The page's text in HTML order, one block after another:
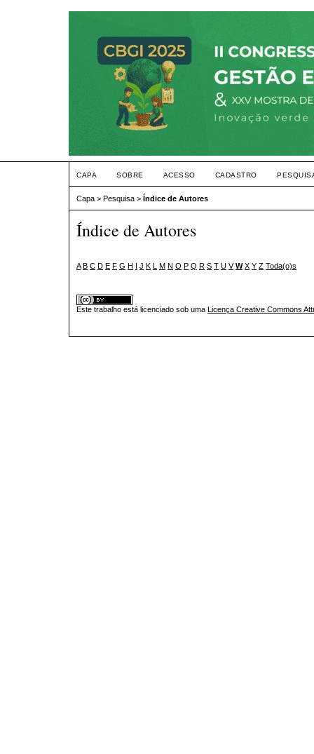
CAPA SOBRE ACESSO CADASTRO
Capa > Pesquisa > Índice de Autores
Índice de Autores
A B C D E F G H I J K L M N O P Q R S T U V W X Y Z Toda(o)s
Este trabalho está licenciado sob uma Licença Creative Commons